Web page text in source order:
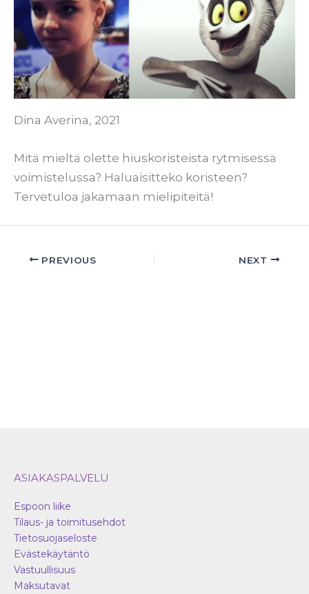
Dina Averina, 2021
Mitä mieltä olette hiuskoristeista rytmisessä
voimistelussa? Haluaisitteko koristeen?
Tervetuloa jakamaan mielipiteitä!
PREVIOUS NEXT
ASIAKASPALVELU
Espoon liike
Tilaus- ja toimitusehdot
Tietosuojaseloste
Evästekäytäntö
Vastuullisuus
Maksutavat